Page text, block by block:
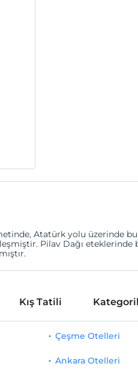
Atatürk yolu üzerinde
Pilav Dağı eteklerinde
Kış Tatili
Çeşme Otelleri
Ankara Otelleri